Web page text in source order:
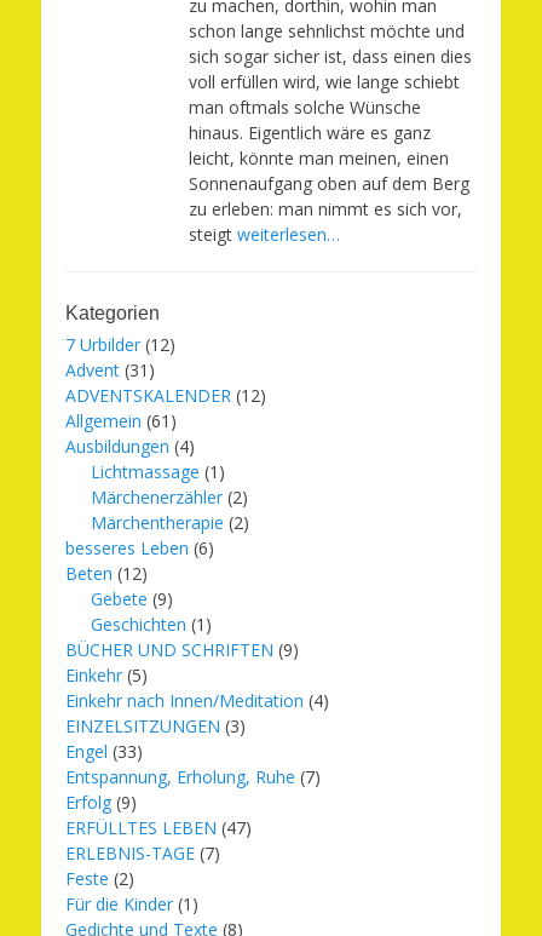
zu machen, dorthin, wohin man
schon lange sehnlichst möchte und
sich sogar sicher ist, dass einen dies
voll erfüllen wird, wie lange schiebt
man oftmals solche Wünsche
hinaus. Eigentlich wäre es ganz
leicht, könnte man meinen, einen
Sonnenaufgang oben auf dem Berg
zu erleben: man nimmt es sich vor,
steigt weiterlesen…
Kategorien
7 Urbilder (12)
Advent (31)
ADVENTSKALENDER (12)
Allgemein (61)
Ausbildungen (4)
Lichtmassage (1)
Märchenerzähler (2)
Märchentherapie (2)
besseres Leben (6)
Beten (12)
Gebete (9)
Geschichten (1)
BÜCHER UND SCHRIFTEN (9)
Einkehr (5)
Einkehr nach Innen/Meditation (4)
EINZELSITZUNGEN (3)
Engel (33)
Entspannung, Erholung, Ruhe (7)
Erfolg (9)
ERFÜLLTES LEBEN (47)
ERLEBNIS-TAGE (7)
Feste (2)
Für die Kinder (1)
Gedichte und Texte (8)